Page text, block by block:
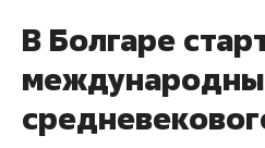
В Болгаре